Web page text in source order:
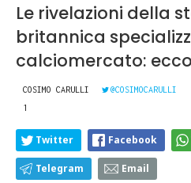
Le rivelazioni della
britannica
calciomercato:
COSIMO CARULLI @COSIMOCARULLI
1
Twitter Facebook
Telegram Email